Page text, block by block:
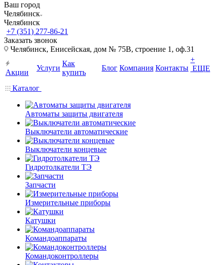
Ваш город
Челябинск
Челябинск
+7 (351) 277-86-21
Заказать звонок
Челябинск, Енисейская, дом № 75В, строение 1, оф.31
Акции
Услуги
Как
купить
Блог Компания Контакты
+
ЕЩЕ
Каталог
Автоматы защиты двигателя
Выключатели автоматические
Выключатели концевые
Гидротолкатели ТЭ
Запчасти
Измерительные приборы
Катушки
Командоаппараты
Командоконтроллеры